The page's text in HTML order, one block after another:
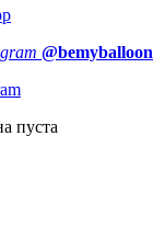
@bemyballoon
пуста